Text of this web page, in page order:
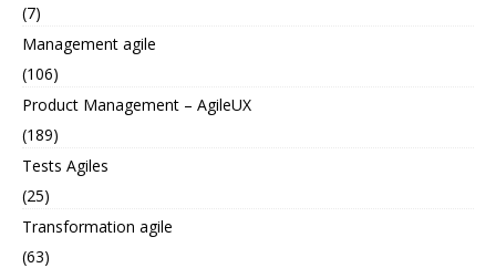
(7)
Management agile
(106)
Product Management – AgileUX
(189)
Tests Agiles
(25)
Transformation agile
(63)